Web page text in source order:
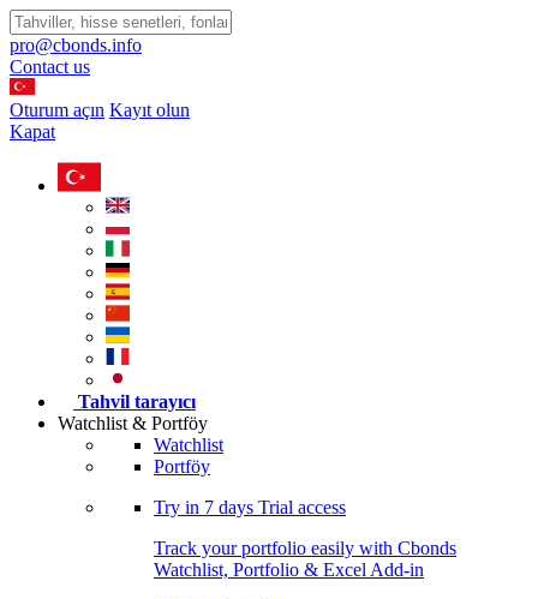
pro@cbonds.info
Contact us
Oturum açın Kayıt olun
Kapat
Tahvil tarayıcı
Watchlist & Portföy
Watchlist
Portföy
Try in 7 days Trial access
Track your portfolio easily with Cbonds
Watchlist, Portfolio & Excel Add-in